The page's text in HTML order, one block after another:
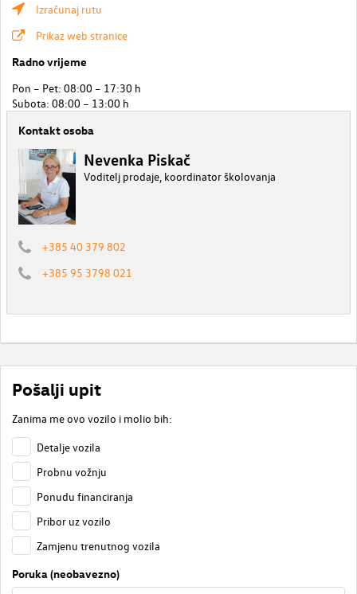
Izračunaj rutu
Prikaz web stranice
Radno vrijeme
Pon – Pet: 08:00 – 17:30 h
Subota: 08:00 – 13:00 h
Kontakt osoba
Nevenka Piskač
Voditelj prodaje, koordinator školovanja
+385 40 379 802
+385 95 3798 021
Pošalji upit
Zanima me ovo vozilo i molio bih:
Detalje vozila
Probnu vožnju
Ponudu financiranja
Pribor uz vozilo
Zamjenu trenutnog vozila
Poruka (neobavezno)